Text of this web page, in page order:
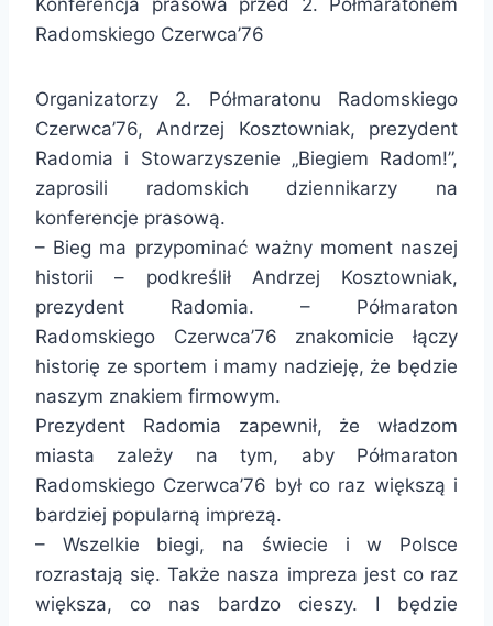
Radomskiego Czerwca’76
Organizatorzy 2. Półmaratonu Radomskiego
Czerwca’76, Andrzej Kosztowniak, prezydent
Radomia i Stowarzyszenie „Biegiem Radom!”,
zaprosili radomskich dziennikarzy na
konferencje prasową.
– Bieg ma przypominać ważny moment naszej
historii – podkreślił Andrzej Kosztowniak,
prezydent Radomia. – Półmaraton
Radomskiego Czerwca’76 znakomicie łączy
historię ze sportem i mamy nadzieję, że będzie
naszym znakiem firmowym.
Prezydent Radomia zapewnił, że władzom
miasta zależy na tym, aby Półmaraton
Radomskiego Czerwca’76 był co raz większą i
bardziej popularną imprezą.
– Wszelkie biegi, na świecie i w Polsce
rozrastają się. Także nasza impreza jest co raz
większa, co nas bardzo cieszy. I będzie